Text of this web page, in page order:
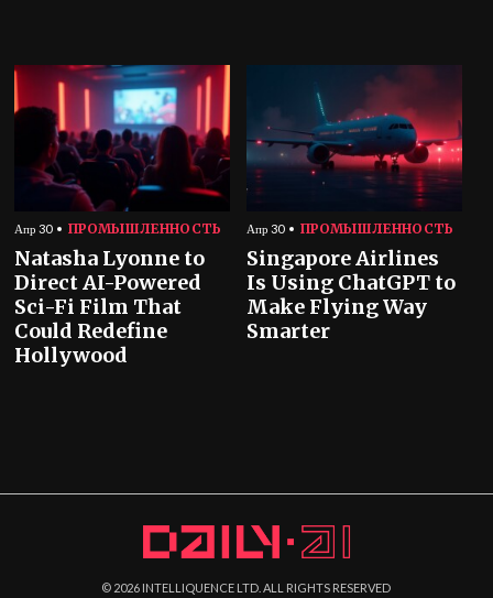
Апр 30 ПРОМЫШЛЕННОСТЬ
Natasha Lyonne to
Direct AI-Powered
Sci-Fi Film That
Could Redefine
Hollywood
Апр 30 ПРОМЫШЛЕННОСТЬ
Singapore Airlines
Is Using ChatGPT to
Make Flying Way
Smarter
© 2026 INTELLIQUENCE LTD. ALL RIGHTS RESERVED